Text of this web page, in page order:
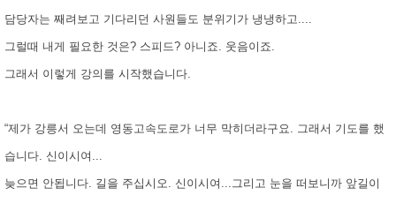
담당자는 째려보고 기다리던 사원들도 분위기가 냉냉하고....
그럴때 내게 필요한 것은? 스피드? 아니죠. 웃음이죠.
그래서 이렇게 강의를 시작했습니다.
“제가 강릉서 오는데 영동고속도로가 너무 막히더라구요. 그래서 기도를 했
습니다. 신이시여...
늦으면 안됩니다. 길을 주십시오. 신이시여...그리고 눈을 떠보니까 앞길이